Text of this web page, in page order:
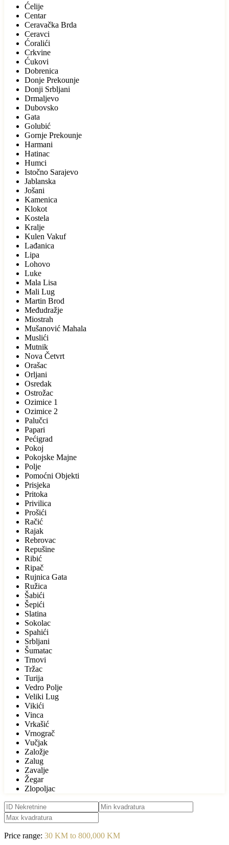
Ćelije
Centar
Ceravačka Brda
Ceravci
Ćoralići
Crkvine
Ćukovi
Dobrenica
Donje Prekounje
Donji Srbljani
Drmaljevo
Dubovsko
Gata
Golubić
Gornje Prekounje
Harmani
Hatinac
Humci
Istočno Sarajevo
Jablanska
Jošani
Kamenica
Klokot
Kostela
Kralje
Kulen Vakuf
Lađanica
Lipa
Lohovo
Luke
Mala Lisa
Mali Lug
Martin Brod
Međudražje
Miostrah
Mušanović Mahala
Muslići
Mutnik
Nova Četvrt
Orašac
Orljani
Osredak
Ostrožac
Ozimice 1
Ozimice 2
Palučci
Papari
Pećigrad
Pokoj
Pokojske Majne
Polje
Pomoćni Objekti
Prisjeka
Pritoka
Privilica
Prošići
Račić
Rajak
Rebrovac
Repušine
Ribić
Ripač
Rujnica Gata
Ružica
Šabići
Šepići
Slatina
Sokolac
Spahići
Srbljani
Šumatac
Trnovi
Tržac
Turija
Vedro Polje
Veliki Lug
Vikići
Vinca
Vrkašić
Vrnograč
Vučjak
Založje
Zalug
Zavalje
Žegar
Zlopoljac
Price range: 30 KM to 800,000 KM